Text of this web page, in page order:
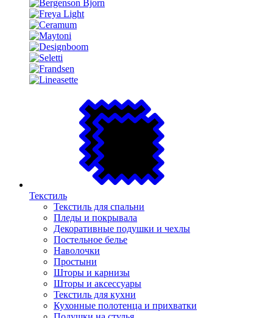
Текстиль
Текстиль для спальни
Пледы и покрывала
Декоративные подушки и чехлы
Постельное белье
Наволочки
Простыни
Шторы и карнизы
Шторы и аксессуары
Текстиль для кухни
Кухонные полотенца и прихватки